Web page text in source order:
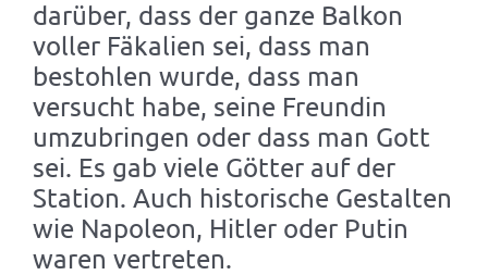
darüber, dass der ganze Balkon
voller Fäkalien sei, dass man
bestohlen wurde, dass man
versucht habe, seine Freundin
umzubringen oder dass man Gott
sei. Es gab viele Götter auf der
Station. Auch historische Gestalten
wie Napoleon, Hitler oder Putin
waren vertreten.